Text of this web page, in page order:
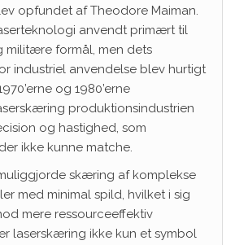
opfundet af Theodore Maiman.
anvendt primært til
militære formål, men dets
industriel anvendelse blev hurtigt
og 1980’erne
produktionsindustrien
og hastighed, som
ikke kunne matche.
skæring af komplekse
med minimal spild, hvilket i sig
mere ressourceeffektiv
laserskæring ikke kun et symbol